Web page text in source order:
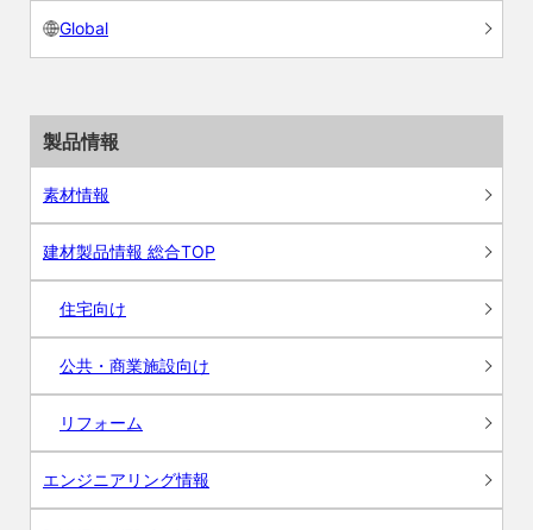
Global
製品情報
素材情報
建材製品情報 総合TOP
住宅向け
公共・商業施設向け
リフォーム
エンジニアリング情報